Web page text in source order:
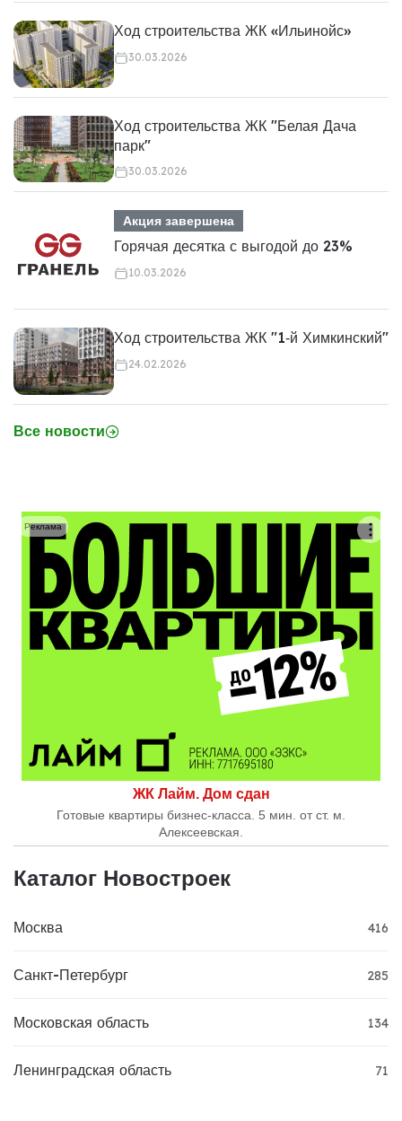
Ход строительства ЖК «Ильинойс»
30.03.2026
Ход строительства ЖК "Белая Дача
парк"
30.03.2026
Акция завершена
Горячая десятка с выгодой до 23%
10.03.2026
Ход строительства ЖК "1‑й Химкинский"
24.02.2026
Все новости
ЖК Лайм. Дом сдан
Готовые квартиры бизнес-класса. 5 мин. от ст. м.
Алексеевская.
Реклама
Каталог Новостроек
Москва 416
Санкт-Петербург 285
Московская область 134
Ленинградская область 71